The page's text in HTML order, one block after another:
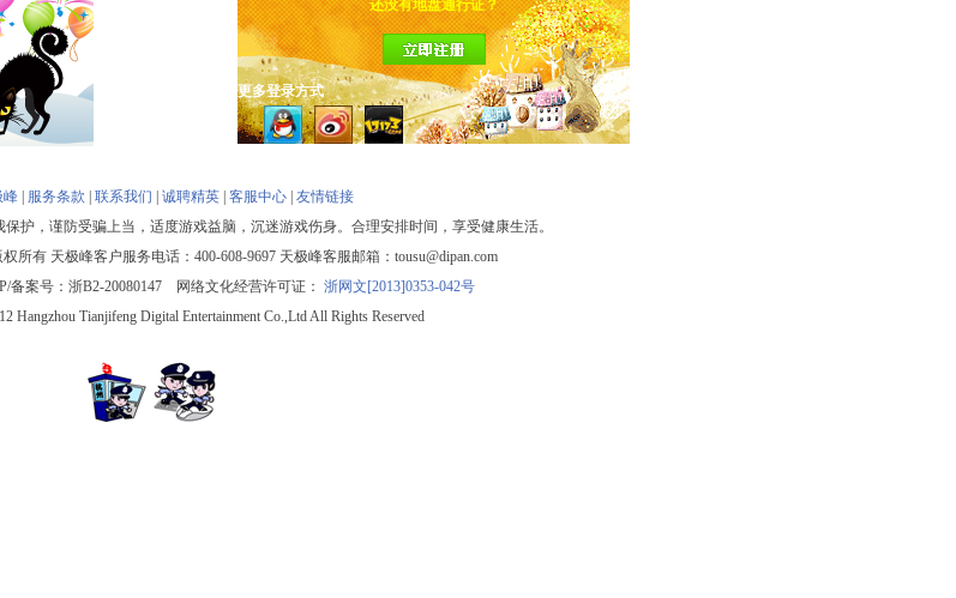
还没有地盘通行证？
更多登录方式
峰 服务条款 联系我们 诚聘精英 客服中心 友情链接
护，谨防受骗上当，适度游戏益脑，沉迷游戏伤身。合理安排时间，享受健康生活。
所有 天极峰客户服务电话：400-608-9697 天极峰客服邮箱：tousu@dipan.com
备案号：浙B2-20080147 网络文化经营许可证： 浙网文[2013]0353-042号
Hangzhou Tianjifeng Digital Entertainment Co.,Ltd All Rights Reserved